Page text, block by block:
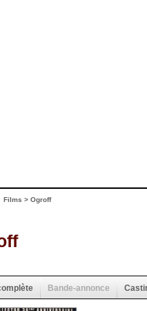
Films > Ogroff
Bande-annonce